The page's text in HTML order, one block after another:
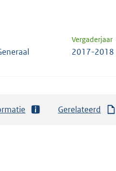
Vergaderjaar
2017-2018
Gerelateerd